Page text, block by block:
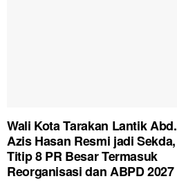
Wali Kota Tarakan Lantik Abd.
Azis Hasan Resmi jadi Sekda,
Titip 8 PR Besar Termasuk
Reorganisasi dan ABPD 2027